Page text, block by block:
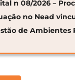
n 08/2026 –
no Nead
de Ambientes